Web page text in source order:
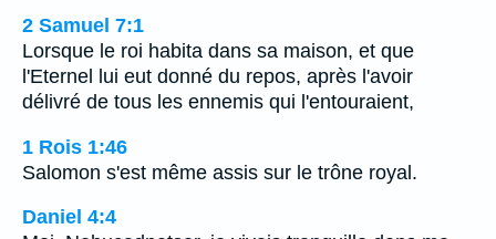
2 Samuel 7:1
Lorsque le roi habita dans sa maison, et que
l'Eternel lui eut donné du repos, après l'avoir
délivré de tous les ennemis qui l'entouraient,
1 Rois 1:46
Salomon s'est même assis sur le trône royal.
Daniel 4:4